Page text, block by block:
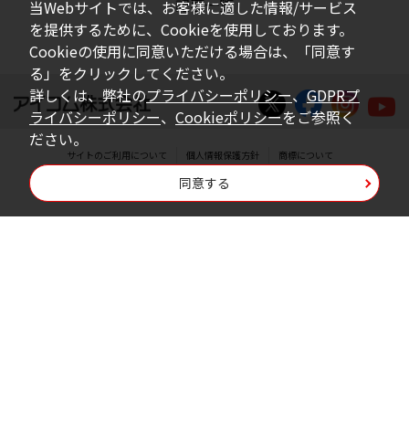
記事一覧
サイトのご利用について 個人情報保護方針 商標について
Copyright © Icom Inc.
当Webサイトでは、お客様に適した情報/サービス
を提供するために、Cookieを使用しております。
Cookieの使用に同意いただける場合は、「同意す
る」をクリックしてください。
詳しくは、弊社のプライバシーポリシー、GDPRプ
ライバシーポリシー、 Cookieポリシーをご参照く
ださい。
同意する